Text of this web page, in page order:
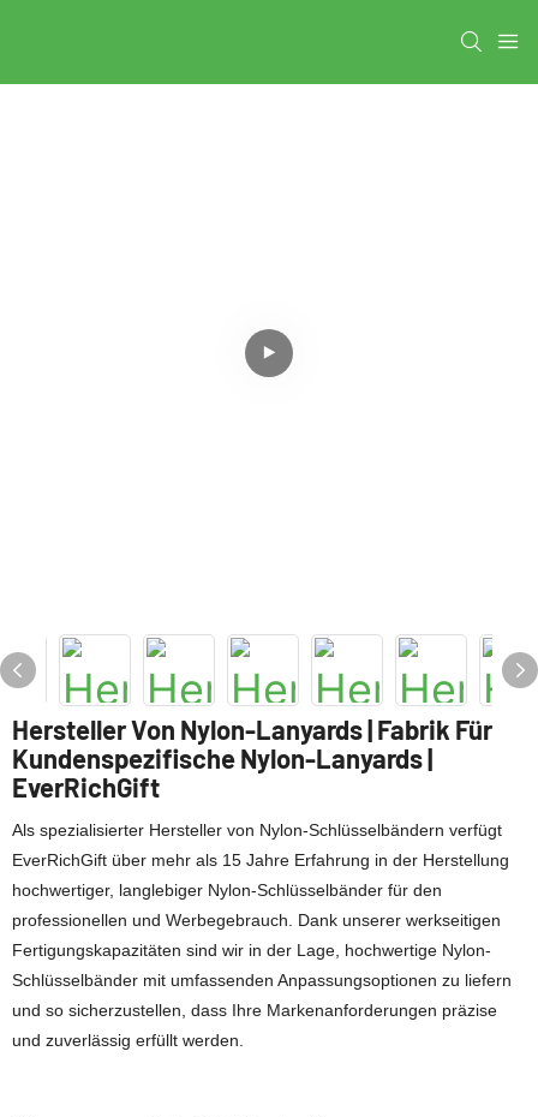
Hersteller Von Nylon-Lanyards | Fabrik Für
Kundenspezifische Nylon-Lanyards |
EverRichGift
Als spezialisierter Hersteller von Nylon-Schlüsselbändern verfügt
EverRichGift über mehr als 15 Jahre Erfahrung in der Herstellung
hochwertiger, langlebiger Nylon-Schlüsselbänder für den
professionellen und Werbegebrauch. Dank unserer werkseitigen
Fertigungskapazitäten sind wir in der Lage, hochwertige Nylon-
Schlüsselbänder mit umfassenden Anpassungsoptionen zu liefern
und so sicherzustellen, dass Ihre Markenanforderungen präzise
und zuverlässig erfüllt werden.